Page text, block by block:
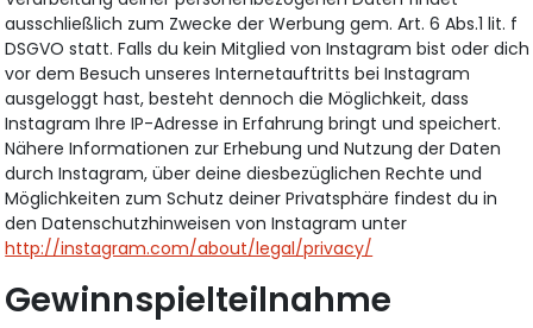
ausschließlich zum Zwecke der Werbung gem. Art. 6 Abs.1 lit. f
DSGVO statt. Falls du kein Mitglied von Instagram bist oder dich
vor dem Besuch unseres Internetauftritts bei Instagram
ausgeloggt hast, besteht dennoch die Möglichkeit, dass
Instagram Ihre IP-Adresse in Erfahrung bringt und speichert.
Nähere Informationen zur Erhebung und Nutzung der Daten
durch Instagram, über deine diesbezüglichen Rechte und
Möglichkeiten zum Schutz deiner Privatsphäre findest du in
den Datenschutzhinweisen von Instagram unter
http://instagram.com/about/legal/privacy/
Gewinnspielteilnahme